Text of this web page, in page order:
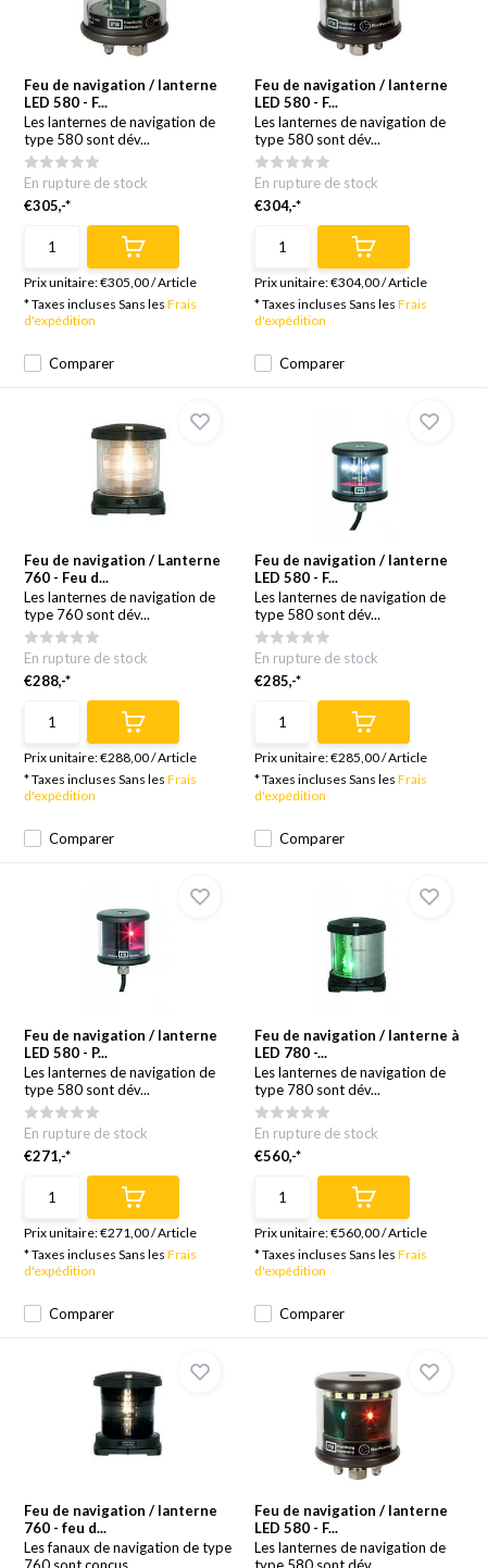
Feu de navigation / lanterne
LED 580 - F...
Les lanternes de navigation de
type 580 sont dév...
Comparer
En rupture de stock
€305,-*
Prix unitaire:€305,00/Article
* Taxes incluses Sans lesFrais
d'expédition
Feu de navigation / lanterne
LED 580 - F...
Les lanternes de navigation de
type 580 sont dév...
Comparer
En rupture de stock
€304,-*
Prix unitaire:€304,00/Article
* Taxes incluses Sans les Frais
d'expédition
Feu de navigation / Lanterne
760 - Feu d...
Les lanternes de navigation de
type 760 sont dév...
Comparer
En rupture de stock
€288,-*
Prix unitaire:€288,00/Article
* Taxes incluses Sans lesFrais
d'expédition
Feu de navigation / lanterne
LED 580 - F...
Les lanternes de navigation de
type 580 sont dév...
Comparer
En rupture de stock
€285,-*
Prix unitaire:€285,00/Article
* Taxes incluses Sans les Frais
d'expédition
Feu de navigation / lanterne
LED 580 - P...
Les lanternes de navigation de
type 580 sont dév...
Comparer
En rupture de stock
€271,-*
Prix unitaire:€271,00/Article
* Taxes incluses Sans lesFrais
d'expédition
Feu de navigation / lanterne à
LED 780 -...
Les lanternes de navigation de
type 780 sont dév...
Comparer
En rupture de stock
€560,-*
Prix unitaire:€560,00/Article
* Taxes incluses Sans les Frais
d'expédition
Feu de navigation / lanterne
760 - feu d...
Les fanaux de navigation de type
Feu de navigation / lanterne
LED 580 - F...
Les lanternes de navigation de